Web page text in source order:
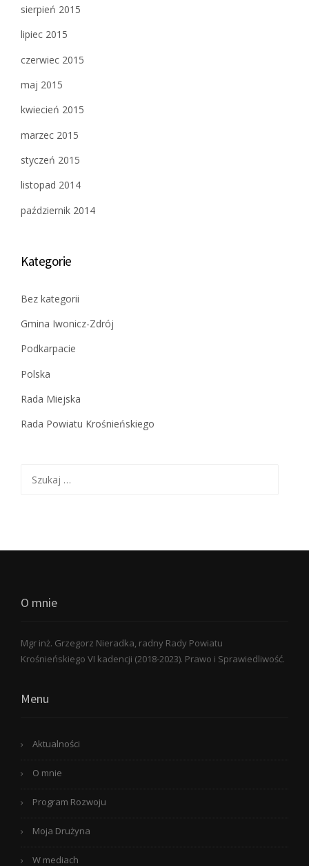
sierpień 2015
lipiec 2015
czerwiec 2015
maj 2015
kwiecień 2015
marzec 2015
styczeń 2015
listopad 2014
październik 2014
Kategorie
Bez kategorii
Gmina Iwonicz-Zdrój
Podkarpacie
Polska
Rada Miejska
Rada Powiatu Krośnieńskiego
O mnie
Mgr inż. Grzegorz Nieradka, radny Rady Powiatu
Krośnieńskiego VI kadencji (2018-2023). Prawo i Sprawiedliwość.
Menu
Aktualności
O mnie
Program Rozwoju
Moja Drużyna
W mediach